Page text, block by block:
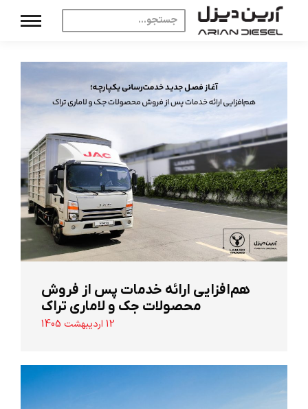
هم‌افزایی ارائه خدمات پس از فروش
محصولات جک و لاماری تراک
12 اردیبهشت 1405